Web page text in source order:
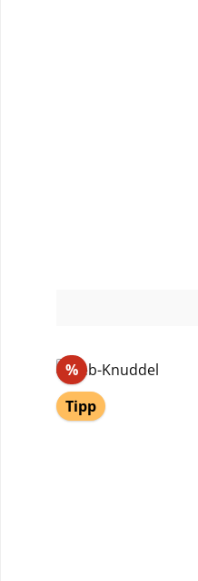
%Rabatt
Tipp